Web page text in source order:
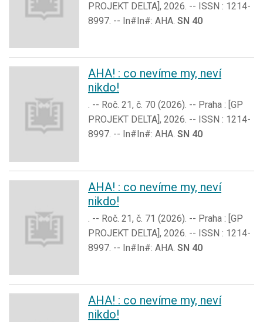
PROJEKT DELTA], 2026. -- ISSN : 1214-
8997. -- In#In#: AHA. SN 40
AHA! : co nevíme my, neví
nikdo!
. -- Roč. 21, č. 70 (2026). -- Praha : [GP
PROJEKT DELTA], 2026. -- ISSN : 1214-
8997. -- In#In#: AHA. SN 40
AHA! : co nevíme my, neví
nikdo!
. -- Roč. 21, č. 71 (2026). -- Praha : [GP
PROJEKT DELTA], 2026. -- ISSN : 1214-
8997. -- In#In#: AHA. SN 40
AHA! : co nevíme my, neví
nikdo!